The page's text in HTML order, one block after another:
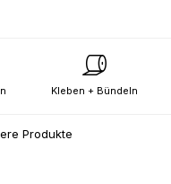
Kleben + Bündeln
Produkte